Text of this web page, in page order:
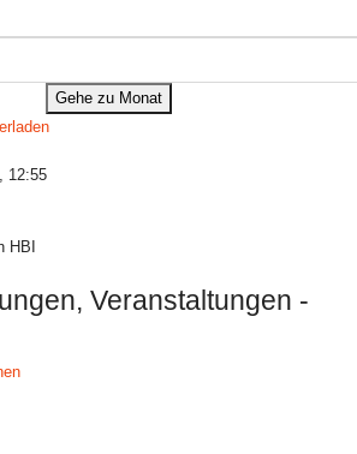
Gehe zu Monat
12:55
HBI
Veranstaltungen -